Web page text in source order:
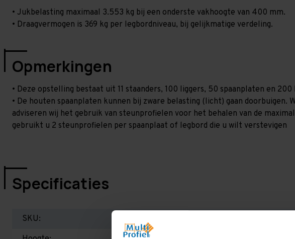
• Jukbelasting maximaal 3.553 kg bij een onderste vakhoogte van 400 mm.
• Draagvermogen is 369 kg per legbordniveau, bij gelijkmatige verdeling.
Opmerkingen
• Deze opstelling bestaat uit 11 staanders, 100 liggers, 50 spaanplaten en 200
• De houten spaanplaten kunnen bij zware belasting (licht) gaan doorbuigen.
adviseren wij het gebruik van steunprofielen voor het behalen van de
gebruikt u 2 steunprofielen per spaanplaat of legbord die u wilt verstevigen
Specificaties
SKU: